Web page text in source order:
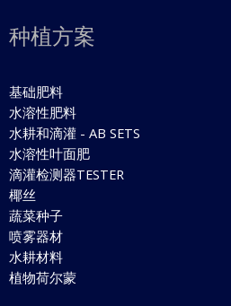
种植方案
基础肥料
水溶性肥料
水耕和滴灌 - AB SETS
水溶性叶面肥
滴灌检测器TESTER
椰丝
蔬菜种子
喷雾器材
水耕材料
植物荷尔蒙